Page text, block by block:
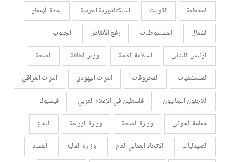
المقاطعة
الكويت الديكتاتورية العربية
إعادة الإعمار
الشمال
المستتوطنات رفع الأنقاض
الجنوب
الرئيس اللبناني
السلامة العامة وزير الطاقة
الصحة
المستشفيات
المحروقات التراث اليهودي
التراث العراقي
اللاجئون اللبنانيون
فلسطين في الإعلام العربي
فيسبوك
جماعة الحوثي
وزارة الصحة وزارة الزراعة
البقاع
الصيدليات
الاتحاد العمالي العام وزارة المالية
الفساد